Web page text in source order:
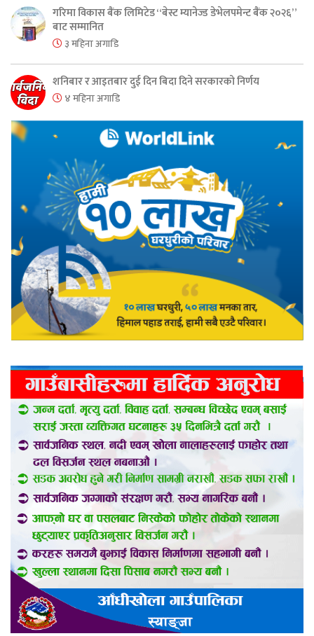
गरिमा विकास बैंक लिमिटेड “बेस्ट म्यानेज्ड डेभेलपमेन्ट बैंक २०२६”
बाट सम्मानित
३ महिना अगाडि
शनिबार र आइतबार दुई दिन बिदा दिने सरकारको निर्णय
४ महिना अगाडि